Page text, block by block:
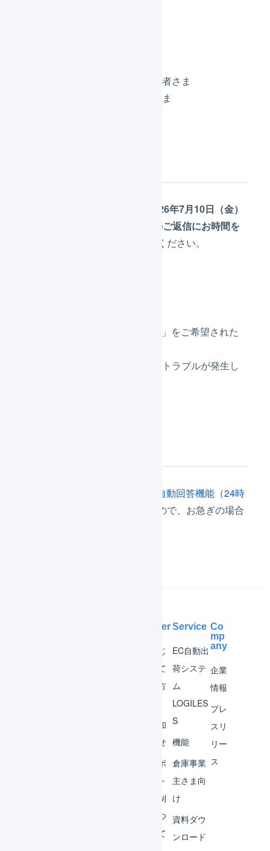
スタンダートプランご契約者さま
ロジレスプラスご契約者さま
通常通り営業いたしますが、2026年7月10日（金）
午後1時以降はお問い合わせへのご返信にお時間を
。あらかじめご了承ください。
AIの回答後に「人間と話す」をご希望された
本日、または明日の出荷でトラブルが発生し
AIチャットによる自動回答機能（24時
はご利用いただけますので、お急ぎの場合
Help Center
はじ
めて
の方
お知
らせ
サポ
ート
体制
につ
いて
Service
EC自動出
荷システ
ム
LOGILES
S
機能
倉庫事業
主さま向
け
資料ダウ
ンロード
Co
mp
any
企業
情報
プレ
スリ
リー
ス